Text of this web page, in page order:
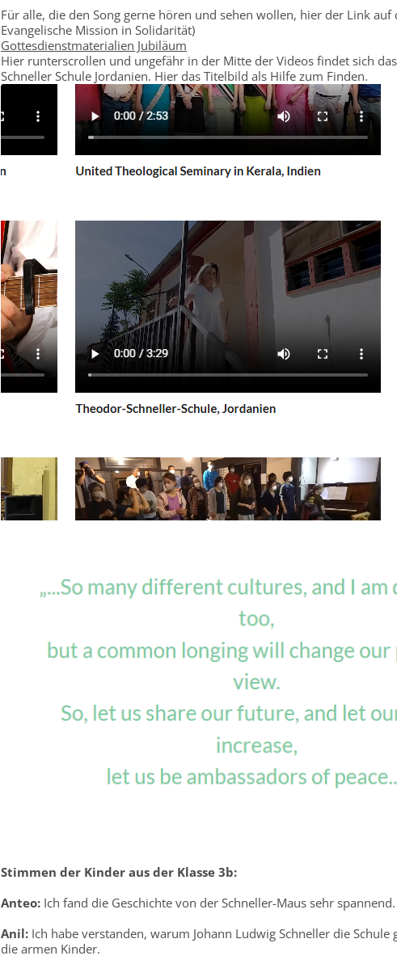
Für alle, die den Song gerne hören und sehen wollen, hier der Link auf
Evangelische Mission in Solidarität)
Gottesdienstmaterialien Jubiläum
Hier runterscrollen und ungefähr in der Mitte der Videos findet sich
Schneller Schule Jordanien. Hier das Titelbild als Hilfe zum Finden.
Stimmen der Kinder aus der Klasse 3b:
Anteo: Ich fand die Geschichte von der Schneller-Maus sehr spannend.
Anil: Ich habe verstanden, warum Johann Ludwig Schneller die Schule
die armen Kinder.